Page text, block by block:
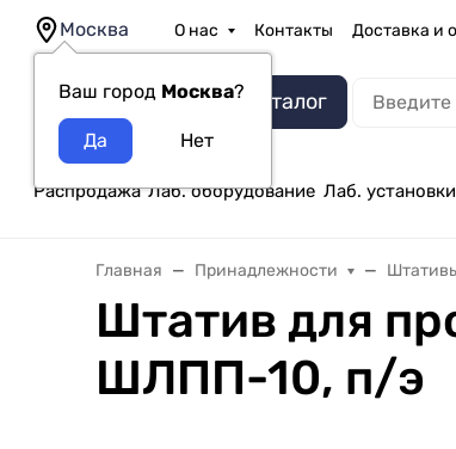
Москва
Ваш город Москва?
О нас Контакты Доставка и
Каталог
Распродажа Лаб. оборудование Лаб. установки
Главная Принадлежности
Штатив для
ШЛПП-10, п/э